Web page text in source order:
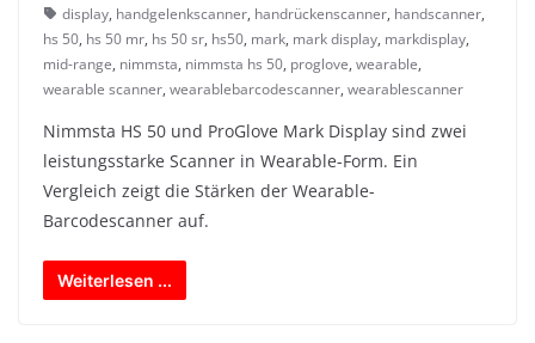
display, handgelenkscanner, handrückenscanner, handscanner,
hs 50, hs 50 mr, hs 50 sr, hs50, mark, mark display, markdisplay,
mid-range, nimmsta, nimmsta hs 50, proglove, wearable,
wearable scanner, wearablebarcodescanner, wearablescanner
Nimmsta HS 50 und ProGlove Mark Display sind zwei
leistungsstarke Scanner in Wearable-Form. Ein
Vergleich zeigt die Stärken der Wearable-
Barcodescanner auf.
Weiterlesen ...